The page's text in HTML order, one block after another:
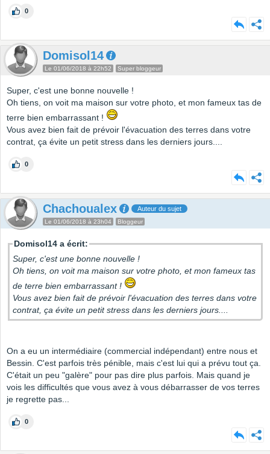
0
Domisol14
Le 01/06/2018 à 22h52 Super bloggeur
Super, c'est une bonne nouvelle !
Oh tiens, on voit ma maison sur votre photo, et mon fameux tas de
terre bien embarrassant !
Vous avez bien fait de prévoir l'évacuation des terres dans votre
contrat, ça évite un petit stress dans les derniers jours....
0
Chachoualex Auteur du sujet
Le 01/06/2018 à 23h04 Bloggeur
Domisol14 a écrit:
Super, c'est une bonne nouvelle !
Oh tiens, on voit ma maison sur votre photo, et mon fameux tas
de terre bien embarrassant !
Vous avez bien fait de prévoir l'évacuation des terres dans votre
contrat, ça évite un petit stress dans les derniers jours....
On a eu un intermédiaire (commercial indépendant) entre nous et
Bessin. C'est parfois très pénible, mais c'est lui qui a prévu tout ça.
C'était un peu "galère" pour pas dire plus parfois. Mais quand je
vois les difficultés que vous avez à vous débarrasser de vos terres
je regrette pas...
0